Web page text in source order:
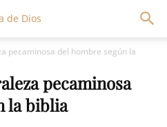
pecaminosa del hombre según la
pecaminosa
la biblia